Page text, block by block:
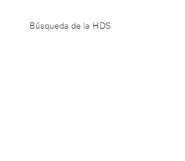
Búsqueda de la HDS